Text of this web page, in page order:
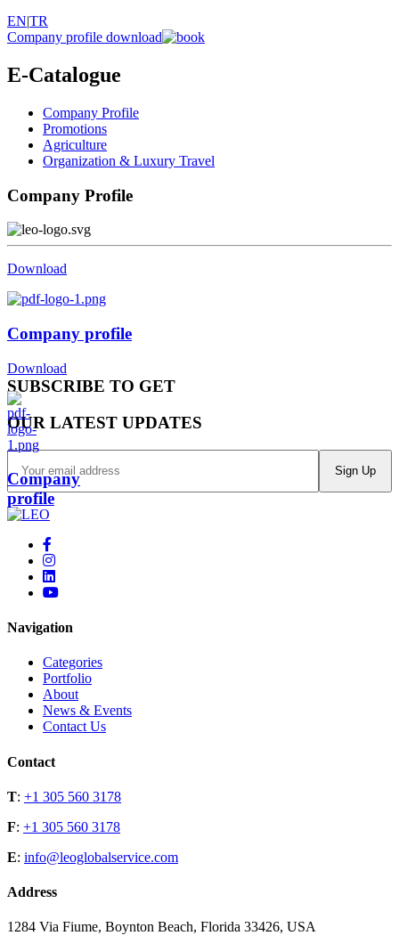
EN|TR
Company profile download
E-Catalogue
Company Profile
Promotions
Agriculture
Organization & Luxury Travel
Company Profile
Download
Company profile
Download
Company
profile
SUBSCRIBE TO GET
OUR LATEST UPDATES
Sign Up
Navigation
Categories
Portfolio
About
News & Events
Contact Us
Contact
T: +1 305 560 3178
F: +1 305 560 3178
E: info@leoglobalservice.com
Address
1284 Via Fiume, Boynton Beach, Florida 33426, USA